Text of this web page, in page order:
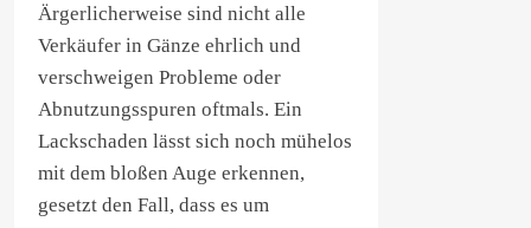
Ärgerlicherweise sind nicht alle
Verkäufer in Gänze ehrlich und
verschweigen Probleme oder
Abnutzungsspuren oftmals. Ein
Lackschaden lässt sich noch mühelos
mit dem bloßen Auge erkennen,
gesetzt den Fall, dass es um